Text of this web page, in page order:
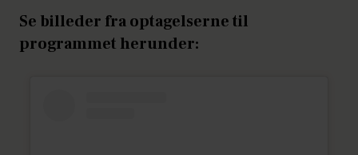
Se billeder fra optagelserne til
programmet herunder: